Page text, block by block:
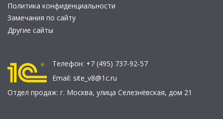
Политика конфиденциальности
Замечания по сайту
Другие сайты
Телефон: +7 (495) 737-92-57
Email: site_v8@1c.ru
Отдел продаж: г. Москва, улица Селезнёвская, дом 21